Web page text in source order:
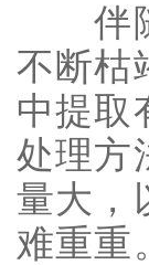
伴
不断枯
中提取
处理方
量大，
难重重